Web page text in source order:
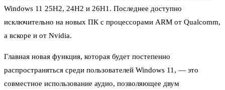
Windows 11 25H2, 24H2 и 26H1. Последнее доступно
исключительно на новых ПК с процессорами ARM от Qualcomm,
а вскоре и от Nvidia.
Главная новая функция, которая будет постепенно
распространяться среди пользователей Windows 11, — это
совместное использование аудио, позволяющее двум